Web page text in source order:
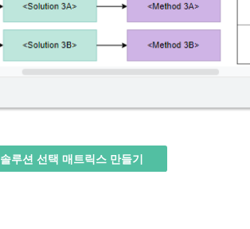
솔루션 선택 매트릭스 만들기